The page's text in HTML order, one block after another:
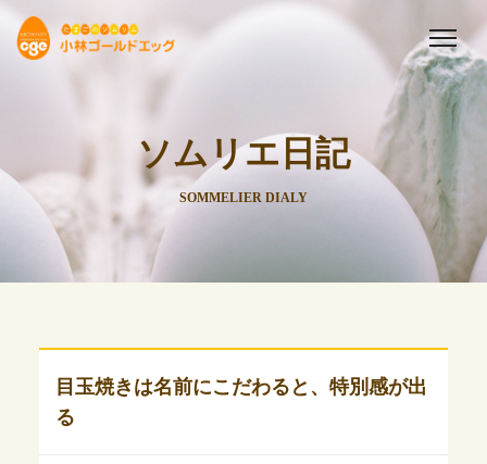
ソムリエ日記
SOMMELIER DIALY
目玉焼きは名前にこだわると、特別感が出
る